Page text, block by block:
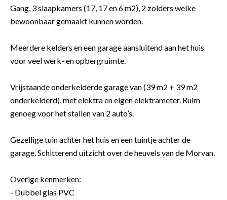
Gang, 3 slaapkamers (17, 17 en 6 m2), 2 zolders welke
bewoonbaar gemaakt kunnen worden.
Meerdere kelders en een garage aansluitend aan het huis
voor veel werk- en opbergruimte.
Vrijstaande onderkelderde garage van (39 m2 + 39 m2
onderkelderd), met elektra en eigen elektrameter. Ruim
genoeg voor het stallen van 2 auto’s.
Gezellige tuin achter het huis en een tuintje achter de
garage. Schitterend uitzicht over de heuvels van de Morvan.
Overige kenmerken:
- Dubbel glas PVC